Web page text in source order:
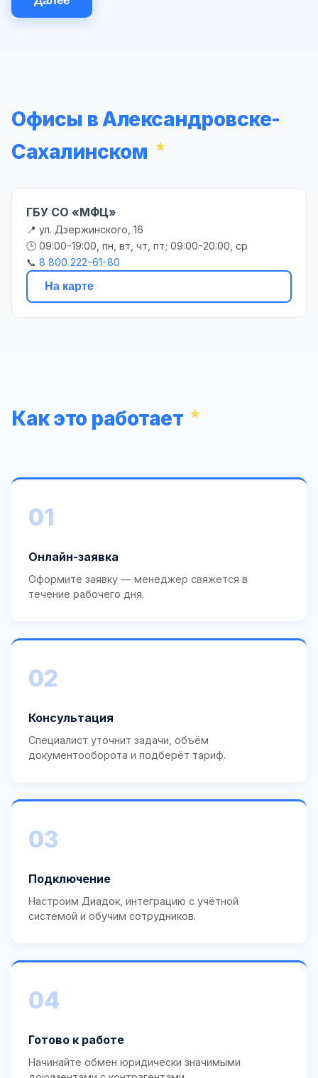
Офисы в Александровске-
Сахалинском
ГБУ СО «МФЦ»
📍 ул. Дзержинского, 16
🕒 09:00-19:00, пн, вт, чт, пт; 09:00-20:00, ср
📞 8 800 222-61-80
На карте
Как это работает
01
Онлайн-заявка
Оформите заявку — менеджер свяжется в
течение рабочего дня.
02
Консультация
Специалист уточнит задачи, объём
документооборота и подберёт тариф.
03
Подключение
Настроим Диадок, интеграцию с учётной
системой и обучим сотрудников.
04
Готово к работе
Начинайте обмен юридически значимыми